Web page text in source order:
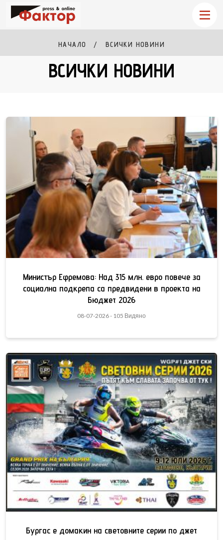
НАЧАЛО ВСИЧКИ НОВИНИ
ВСИЧКИ НОВИНИ
Министър Ефремова: Над 315 млн. евро повече за
социална подкрепа са предвидени в проекта на
Бюджет 2026
08-07-2026 - 105 Видяно
Бургас е домакин на световните серии по джет